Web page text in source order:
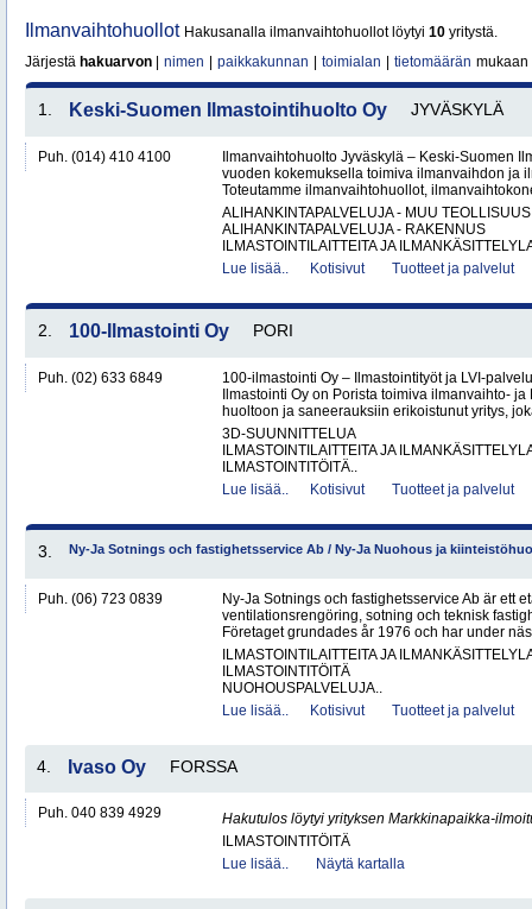
Ilmanvaihtohuollot Hakusanalla ilmanvaihtohuollot löytyi 10 yritystä.
Järjestä hakuarvon nimen paikkakunnan toimialan tietomäärän mukaan
1. Keski-Suomen Ilmastointihuolto Oy JYVÄSKYLÄ
Puh. (014) 410 4100
Ilmanvaihtohuolto Jyväskylä – Keski-Suomen
vuoden kokemuksella toimiva ilmanvaihdon ja
Toteutamme ilmanvaihtohuollot,
ALIHANKINTAPALVELUJA - MUU TEOLLISUUS
ALIHANKINTAPALVELUJA - RAKENNUS
ILMASTOINTILAITTEITA JA
Lue lisää..
Kotisivut Tuotteet ja palvelut
2. 100-Ilmastointi Oy PORI
Puh. (02) 633 6849
100-ilmastointi Oy – Ilmastointityöt ja LVI-
Ilmastointi Oy on Porista toimiva ilmanvaihto-
huoltoon ja saneerauksiin erikoistunut yritys,
3D-SUUNNITTELUA
ILMASTOINTILAITTEITA JA
ILMASTOINTITÖITÄ..
Lue lisää..
Kotisivut Tuotteet ja palvelut
3. Ny-Ja Sotnings och fastighetsservice Ab / Ny-Ja Nuohous ja
Puh. (06) 723 0839
Ny-Ja Sotnings och fastighetsservice Ab är ett
ventilationsrengöring, sotning och teknisk
Företaget grundades år 1976 och har under
ILMASTOINTILAITTEITA JA
ILMASTOINTITÖITÄ
NUOHOUSPALVELUJA..
Lue lisää..
Kotisivut Tuotteet ja palvelut
4. Ivaso Oy FORSSA
Puh. 040 839 4929
Hakutulos löytyi yrityksen Markkinapaikka-
ILMASTOINTITÖITÄ
Lue lisää..
Näytä kartalla